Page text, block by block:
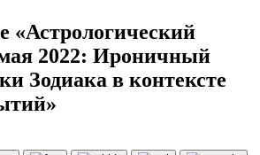
«Астрологический
2022: Ироничный
Зодиака в контексте